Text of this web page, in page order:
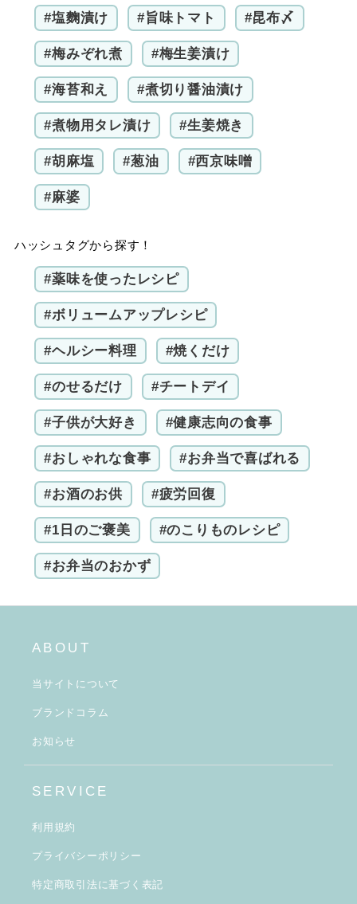
#塩麴漬け #旨味トマト #昆布〆
#梅みぞれ煮 #梅生姜漬け
#海苔和え #煮切り醤油漬け
#煮物用タレ漬け #生姜焼き
#胡麻塩 #葱油 #西京味噌
#麻婆
ハッシュタグから探す！
#薬味を使ったレシピ
#ボリュームアップレシピ
#ヘルシー料理 #焼くだけ
#のせるだけ #チートデイ
#子供が大好き #健康志向の食事
#おしゃれな食事 #お弁当で喜ばれる
#お酒のお供 #疲労回復
#1日のご褒美 #のこりものレシピ
#お弁当のおかず
ABOUT
当サイトについて
ブランドコラム
お知らせ
SERVICE
利用規約
プライバシーポリシー
特定商取引法に基づく表記